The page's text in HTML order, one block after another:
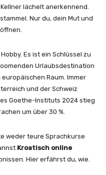
lächelt anerkennend.
Nur du, dein Mut und
Es ist ein Schlüssel zu
Urlaubsdestination
Raum. Immer
und der Schweiz
Goethe-Instituts 2024 stieg
um über 30 %.
weder teure Sprachkurse
Kroatisch online
Hier erfährst du, wie.